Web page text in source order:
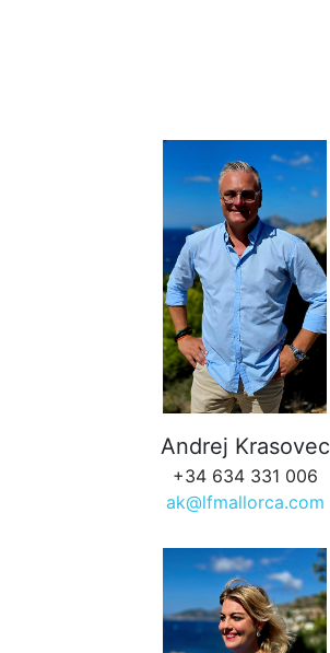
Andrej Krasovec
+34 634 331 006
ak@lfmallorca.com